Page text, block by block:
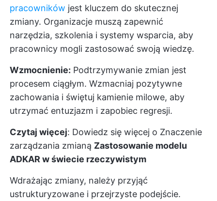
pracowników jest kluczem do skutecznej
zmiany. Organizacje muszą zapewnić
narzędzia, szkolenia i systemy wsparcia, aby
pracownicy mogli zastosować swoją wiedzę.
Wzmocnienie: Podtrzymywanie zmian jest
procesem ciągłym. Wzmacniaj pozytywne
zachowania i świętuj kamienie milowe, aby
utrzymać entuzjazm i zapobiec regresji.
Czytaj więcej: Dowiedz się więcej o Znaczenie
zarządzania zmianą Zastosowanie modelu
ADKAR w świecie rzeczywistym
Wdrażając zmiany, należy przyjąć
ustrukturyzowane i przejrzyste podejście.